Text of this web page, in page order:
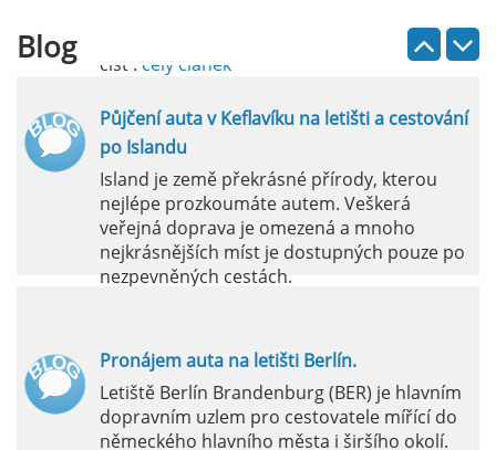
Blog číst : celý článek
Půjčení auta v Keflavíku na letišti a cestování
po Islandu
Island je země překrásné přírody, kterou
nejlépe prozkoumáte autem. Veškerá
veřejná doprava je omezená a mnoho
nejkrásnějších míst je dostupných pouze po
nezpevněných cestách.
Pronájem auta na letišti Berlín.
Letiště Berlín Brandenburg (BER) je hlavním
dopravním uzlem pro cestovatele mířící do
německého hlavního města i širšího okolí.